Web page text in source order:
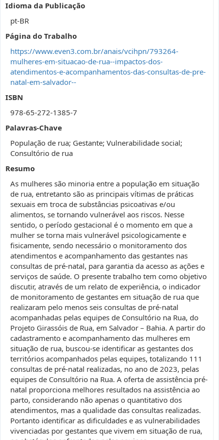
Idioma da Publicação
pt-BR
Página do Trabalho
https://www.even3.com.br/anais/vcihpn/793264-
mulheres-em-situacao-de-rua--impactos-dos-
atendimentos-e-acompanhamentos-das-consultas-de-pre-
natal-em-salvador--
ISBN
978-65-272-1385-7
Palavras-Chave
População de rua; Gestante; Vulnerabilidade social;
Consultório de rua
Resumo
As mulheres são minoria entre a população em situação
de rua, entretanto são as principais vítimas de práticas
sexuais em troca de substâncias psicoativas e/ou
alimentos, se tornando vulnerável aos riscos. Nesse
sentido, o período gestacional é o momento em que a
mulher se torna mais vulnerável psicologicamente e
fisicamente, sendo necessário o monitoramento dos
atendimentos e acompanhamento das gestantes nas
consultas de pré-natal, para garantia da acesso as ações e
serviços de saúde. O presente trabalho tem como objetivo
discutir, através de um relato de experiência, o indicador
de monitoramento de gestantes em situação de rua que
realizaram pelo menos seis consultas de pré-natal
acompanhadas pelas equipes de Consultório na Rua, do
Projeto Girassóis de Rua, em Salvador – Bahia. A partir do
cadastramento e acompanhamento das mulheres em
situação de rua, buscou-se identificar as gestantes dos
territórios acompanhados pelas equipes, totalizando 111
consultas de pré-natal realizadas, no ano de 2023, pelas
equipes de Consultório na Rua. A oferta de assistência pré-
natal proporciona melhores resultados na assistência ao
parto, considerando não apenas o quantitativo dos
atendimentos, mas a qualidade das consultas realizadas.
Portanto identificar as dificuldades e as vulnerabilidades
vivenciadas por gestantes que vivem em situação de rua,